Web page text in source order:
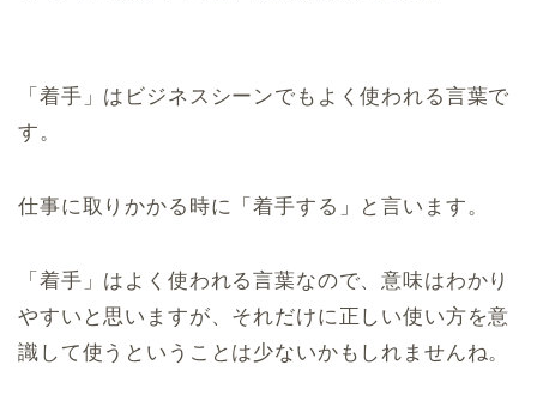
「着手」はビジネスシーンでもよく使われる言葉で
す。
仕事に取りかかる時に「着手する」と言います。
「着手」はよく使われる言葉なので、意味はわかり
やすいと思いますが、それだけに正しい使い方を意
識して使うということは少ないかもしれませんね。